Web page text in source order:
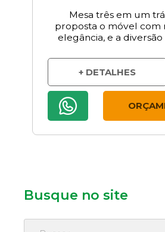
Busque no site
Mesa três em um
proposta o móvel com
elegância, e a
+ DETALHES